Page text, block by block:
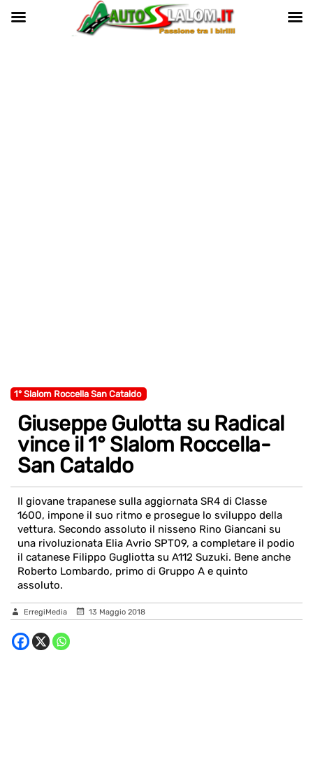
1° Slalom Roccella San Cataldo
Giuseppe Gulotta su Radical
vince il 1° Slalom Roccella-
San Cataldo
Il giovane trapanese sulla aggiornata SR4 di Classe
1600, impone il suo ritmo e prosegue lo sviluppo della
vettura. Secondo assoluto il nisseno Rino Giancani su
una rivoluzionata Elia Avrio SPT09, a completare il podio
il catanese Filippo Gugliotta su A112 Suzuki. Bene anche
Roberto Lombardo, primo di Gruppo A e quinto
assoluto.
ErregiMedia 13 Maggio 2018